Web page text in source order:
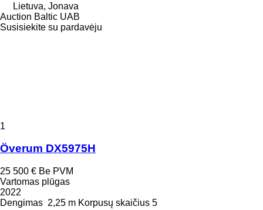
Lietuva, Jonava
Auction Baltic UAB
Susisiekite su pardavėju
1
Överum DX5975H
25 500 € Be PVM
Vartomas plūgas
2022
Dengimas 2,25 m Korpusų skaičius 5